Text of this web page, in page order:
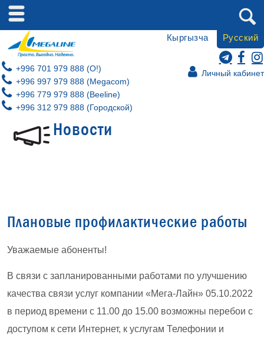
Личный кабинет
+996 701 979 888 (O!)
+996 997 979 888 (Megacom)
+996 779 979 888 (Beeline)
+996 312 979 888 (Городской)
Кыргызча Русский
Новости
Плановые профилактические работы
Уважаемые абоненты!
В связи с запланированными работами по улучшению
качества связи услуг компании «Мега-Лайн» 05.10.2022
в период времени с 11.00 до 15.00 возможны перебои с
доступом к сети Интернет, к услугам Телефонии и